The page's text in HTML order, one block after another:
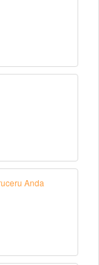
Anda